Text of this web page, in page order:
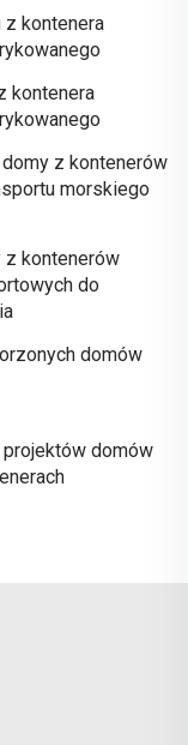
z kontenera
kontenera
domy z kontenerów
morskiego
z kontenerów
do
domów
projektów domów